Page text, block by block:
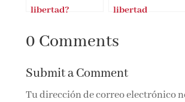
libertad?
libertad
0 Comments
Submit a Comment
Tu dirección de correo electrónico